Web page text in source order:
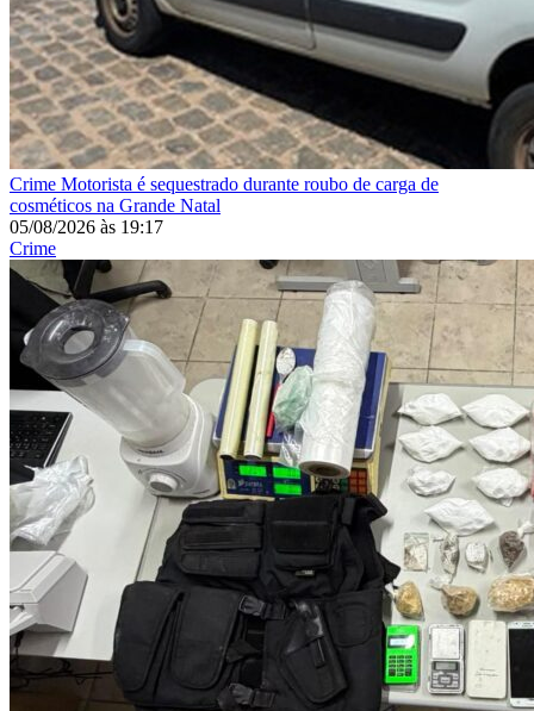
Crime Motorista é sequestrado durante roubo de carga de
cosméticos na Grande Natal
05/08/2026 às 19:17
Crime